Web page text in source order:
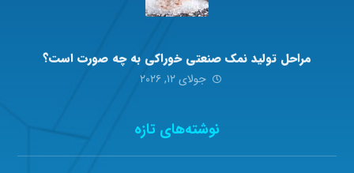
مراحل تولید نمک صنعتی خوراکی به چه صورت است؟
جولای ۱۲, ۲۰۲۶
نوشته‌های تازه